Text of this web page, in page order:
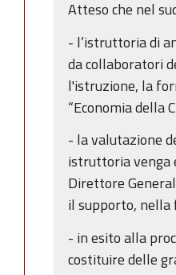
Atteso che nel
- l’istruttoria di
da collaboratori
l'istruzione, la
“Economia della
- la valutazione
istruttoria venga
Direttore
il supporto, nella
- in esito alla
costituire delle